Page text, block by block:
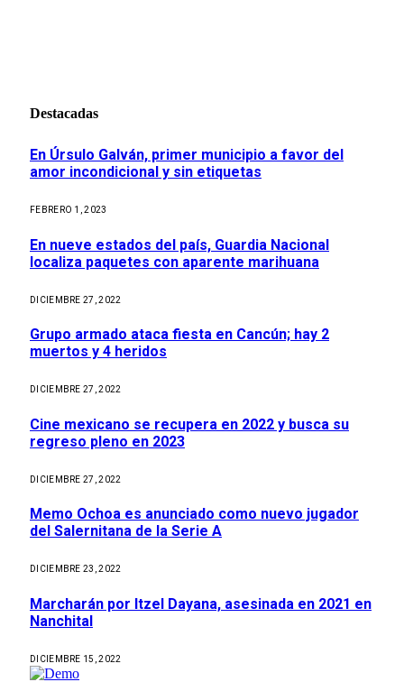
Destacadas
En Úrsulo Galván, primer municipio a favor del
amor incondicional y sin etiquetas
FEBRERO 1, 2023
En nueve estados del país, Guardia Nacional
localiza paquetes con aparente marihuana
DICIEMBRE 27, 2022
Grupo armado ataca fiesta en Cancún; hay 2
muertos y 4 heridos
DICIEMBRE 27, 2022
Cine mexicano se recupera en 2022 y busca su
regreso pleno en 2023
DICIEMBRE 27, 2022
Memo Ochoa es anunciado como nuevo jugador
del Salernitana de la Serie A
DICIEMBRE 23, 2022
Marcharán por Itzel Dayana, asesinada en 2021 en
Nanchital
DICIEMBRE 15, 2022